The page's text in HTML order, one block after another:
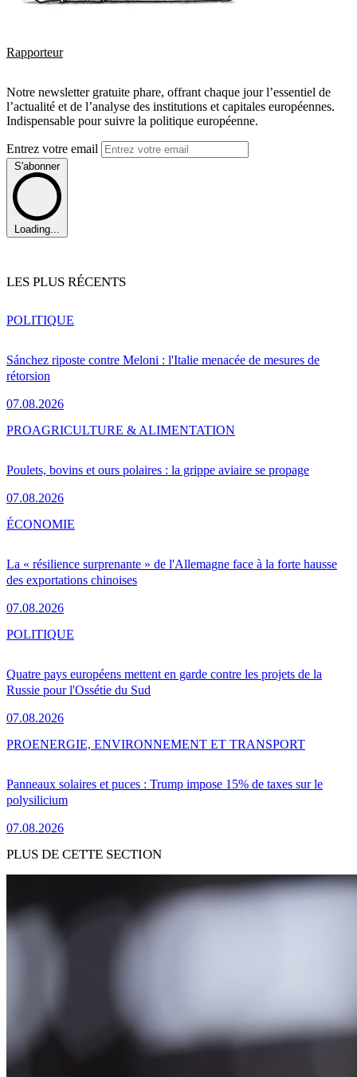
Rapporteur
Notre newsletter gratuite phare, offrant chaque jour l’essentiel de
l’actualité et de l’analyse des institutions et capitales européennes.
Indispensable pour suivre la politique européenne.
Entrez votre email
S'abonner
Loading...
LES PLUS RÉCENTS
Sánchez riposte contre Meloni : l'Italie menacée de mesures de
rétorsion
07.08.2026
POLITIQUE
Poulets, bovins et ours polaires : la grippe aviaire se propage
07.08.2026
PROAGRICULTURE & ALIMENTATION
La « résilience surprenante » de l'Allemagne face à la forte hausse
des exportations chinoises
07.08.2026
ÉCONOMIE
Quatre pays européens mettent en garde contre les projets de la
Russie pour l'Ossétie du Sud
07.08.2026
POLITIQUE
Panneaux solaires et puces : Trump impose 15% de taxes sur le
polysilicium
07.08.2026
PROENERGIE, ENVIRONNEMENT ET TRANSPORT
PLUS DE CETTE SECTION